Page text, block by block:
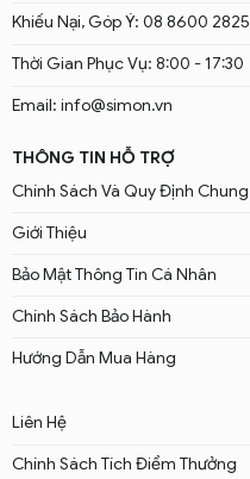
Khiếu Nại, Góp Ý: 08 8600 2825
Thời Gian Phục Vụ: 8:00 - 17:30
Email: info@simon.vn
THÔNG TIN HỖ TRỢ
Chính Sách Và Quy Định Chung
Giới Thiệu
Bảo Mật Thông Tin Cá Nhân
Chính Sách Bảo Hành
Hướng Dẫn Mua Hàng
Liên Hệ
Chính Sách Tích Điểm Thưởng